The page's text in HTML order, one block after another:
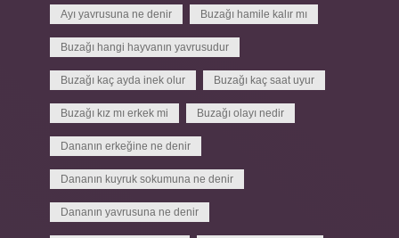
Ayı yavrusuna ne denir Buzağı hamile kalır mı
Buzağı hangi hayvanın yavrusudur
Buzağı kaç ayda inek olur Buzağı kaç saat uyur
Buzağı kız mı erkek mi Buzağı olayı nedir
Dananın erkeğine ne denir
Dananın kuyruk sokumuna ne denir
Dananın yavrusuna ne denir